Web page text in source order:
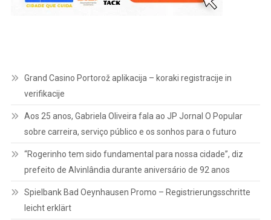
Grand Casino Portorož aplikacija – koraki registracije in
verifikacije
Aos 25 anos, Gabriela Oliveira fala ao JP Jornal O Popular
sobre carreira, serviço público e os sonhos para o futuro
“Rogerinho tem sido fundamental para nossa cidade”, diz
prefeito de Alvinlândia durante aniversário de 92 anos
Spielbank Bad Oeynhausen Promo – Registrierungsschritte
leicht erklärt